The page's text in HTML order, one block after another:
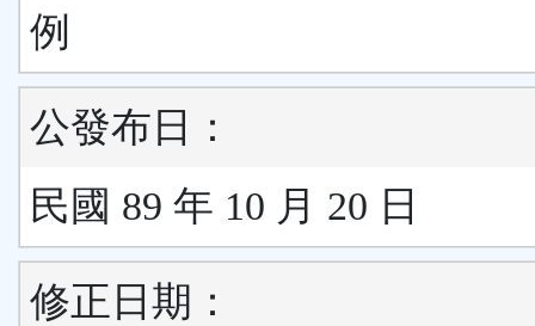
例
公發布日：
民國 89 年 10 月 20 日
修正日期：